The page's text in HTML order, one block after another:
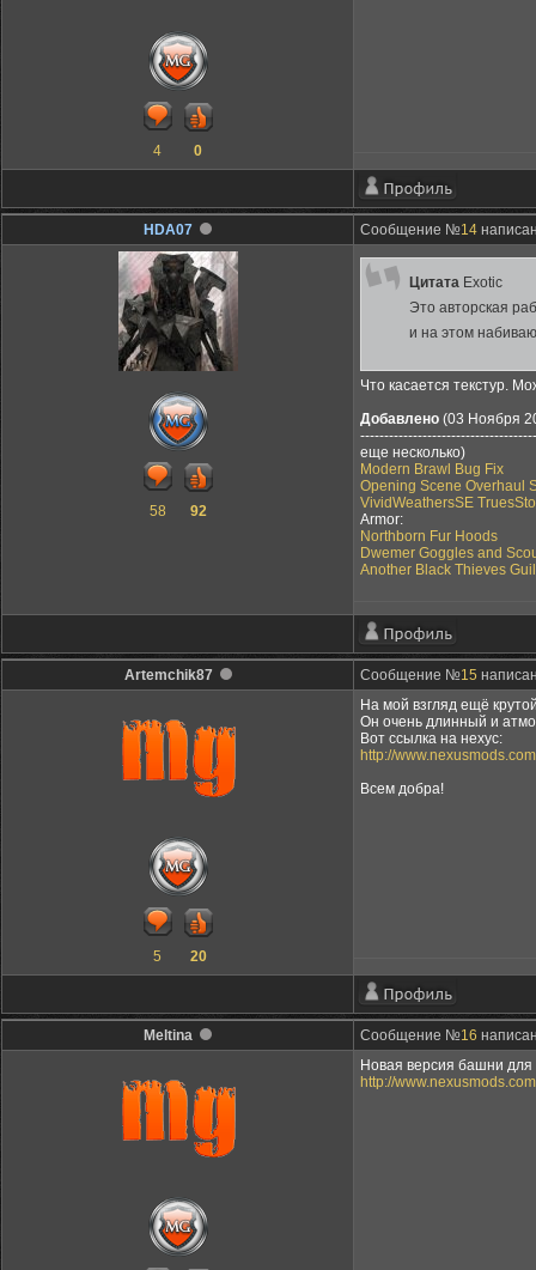
4 0
HDA07 Сообщение №14
58 92
Цитата Exotic
Это авторская
и на этом
Что касается текстур.
Добавлено (03 Ноября
еще несколько)
Modern Brawl Bug Fix
Opening Scene Overhaul
VividWeathersSE
Armor:
Northborn Fur Hoods
Dwemer Goggles and
Another Black Thieves
Artemchik87 Сообщение №15
5 20
На мой взгляд ещё
Он очень длинный и
Вот ссылка на нехус:
http://
Всем добра!
Meltina Сообщение №16
Новая версия башни для
http://